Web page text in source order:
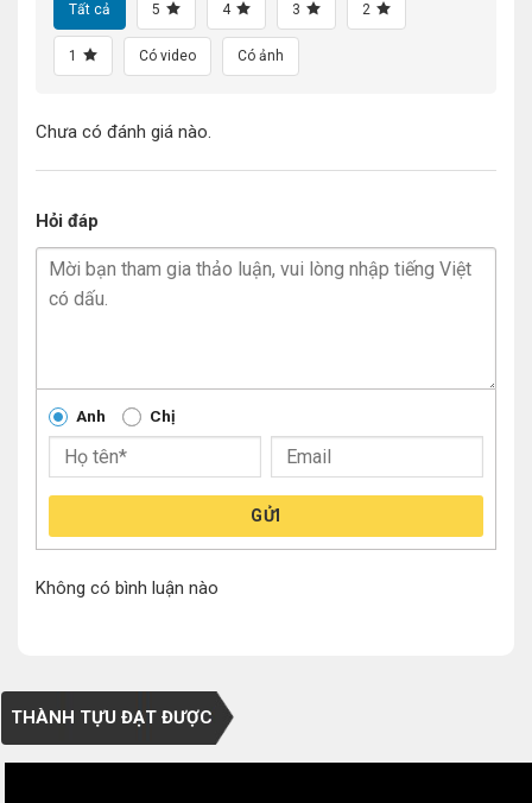
Tất cả 5 4 3 2
1 Có video Có ảnh
Chưa có đánh giá nào.
Hỏi đáp
Anh Chị
GỬI
Không có bình luận nào
THÀNH TỰU ĐẠT ĐƯỢC